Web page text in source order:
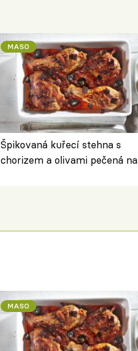
MASO
Špikovaná kuřecí stehna s
chorizem a olivami pečená na
MASO